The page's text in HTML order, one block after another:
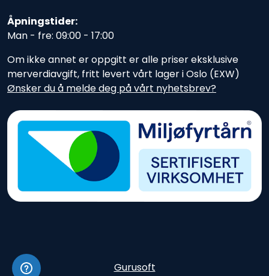
Åpningstider:
Man - fre: 09:00 - 17:00
Om ikke annet er oppgitt er alle priser eksklusive
merverdiavgift, fritt levert vårt lager i Oslo (EXW)
Ønsker du å melde deg på vårt nyhetsbrev?
Gurusoft